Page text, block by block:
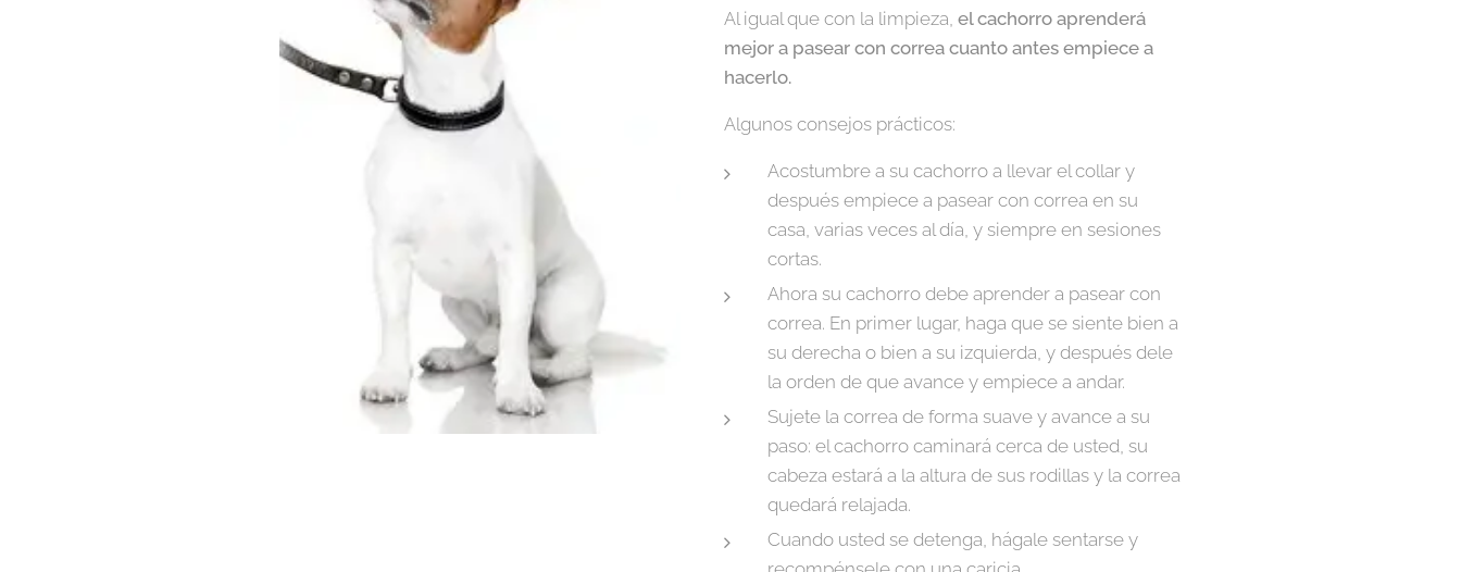
Al igual que con la limpieza, el cachorro aprenderá
mejor a pasear con correa cuanto antes empiece a
hacerlo.
Algunos consejos prácticos:
Acostumbre a su cachorro a llevar el collar y
después empiece a pasear con correa en su
casa, varias veces al día, y siempre en sesiones
cortas.
Ahora su cachorro debe aprender a pasear con
correa. En primer lugar, haga que se siente bien a
su derecha o bien a su izquierda, y después dele
la orden de que avance y empiece a andar.
Sujete la correa de forma suave y avance a su
paso: el cachorro caminará cerca de usted, su
cabeza estará a la altura de sus rodillas y la correa
quedará relajada.
Cuando usted se detenga, hágale sentarse y